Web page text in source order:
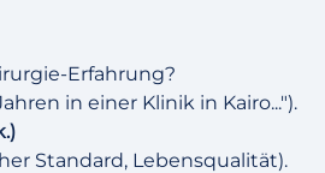
Erfahrung?
in einer Klinik in Kairo...").
Standard, Lebensqualität).